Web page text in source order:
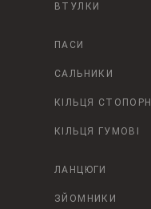
ВТУЛКИ
ПАСИ
САЛЬНИКИ
КІЛЬЦЯ СТОПОРНІ
КІЛЬЦЯ ГУМОВІ
ЛАНЦЮГИ
ЗЙОМНИКИ